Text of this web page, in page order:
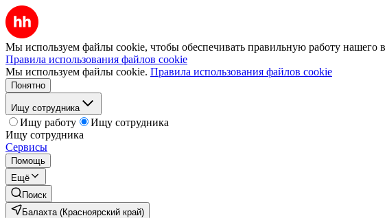
Мы используем файлы cookie, чтобы обеспечивать правильную работу нашего
Правила использования файлов cookie
Мы используем файлы cookie. Правила использования файлов cookie
Понятно
Ищу сотрудника
Ищу работу
Ищу сотрудника
Ищу сотрудника
Сервисы
Помощь
Ещё
Поиск
Балахта (Красноярский край)